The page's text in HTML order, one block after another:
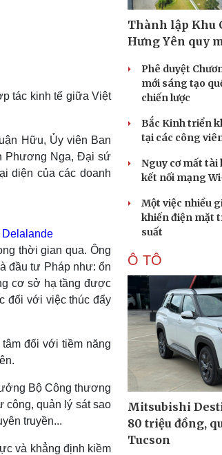
tác kinh tế giữa Việt
Hữu, Ủy viên Ban
Phương Nga, Đại sứ
diện của các doanh
thời gian qua. Ông
đầu tư Pháp như: ổn
cơ sở hạ tầng được
đối với việc thúc đẩy
đối với tiềm năng
Bộ Công thương
công, quản lý sát sao
truyền...
và khẳng định kiềm
Thành lập Khu
Hưng Yên quy
Phê duyệt
mới sáng tạo
chiến lược
Bắc Kinh triển
tại các công
Nguy cơ mất
kết nối mạng
Một việc nhiều
khiến điện mặt
suất
Ô TÔ
Mitsubishi
80 triệu đồng,
Tucson